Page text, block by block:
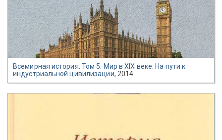
Всемирная история. Том 5. Мир в XIX веке. На пути к
индустриальной цивилизации, 2014